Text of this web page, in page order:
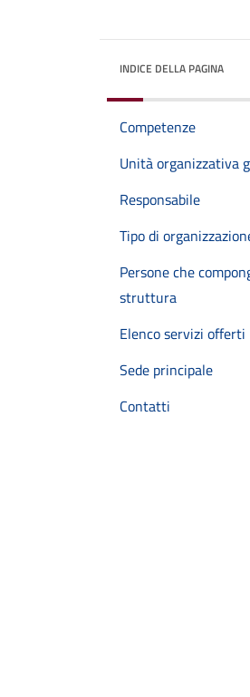
INDICE DELLA PAGINA
Competenze
Unità organizzativa
Responsabile
Tipo di
Persone che
struttura
Elenco servizi offerti
Sede principale
Contatti